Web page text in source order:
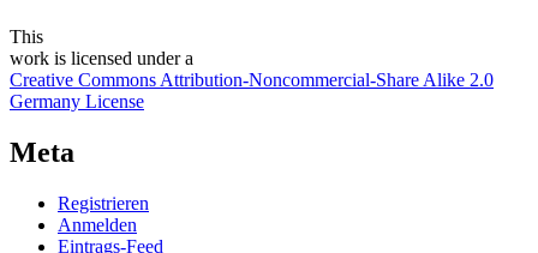
This
work is licensed under a
Creative Commons Attribution-Noncommercial-Share Alike 2.0
Germany License
Meta
Registrieren
Anmelden
Eintrags-Feed